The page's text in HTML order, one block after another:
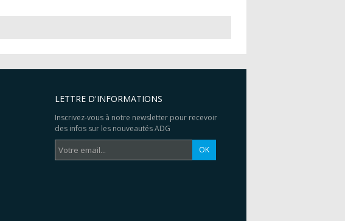
LETTRE D'INFORMATIONS
Inscrivez-vous à notre newsletter pour recevoir
des infos sur les nouveautés ADG